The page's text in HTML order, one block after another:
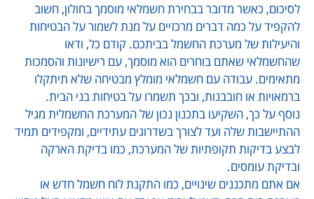
לסיכום, כאשר מדובר בבחירת חשמלאי מוסמך בחולון, חשוב
להקפיד על כמה דברים מרכזיים על מנת לשמור על הבטיחות
והיעילות של מערכת החשמל בביתכם. קודם כל, ודאו
שהחשמלאי שאתם בוחרים הוא מוסמך, עם רישיונות והסמכות
מתאימים. עבודה עם חשמלאי מומלץ מבטיחה שלא תיתקלו
ברמאויות או חובבנות, ובכך תשמרו על בטיחות בני הבית.
נוסף על כך, השקיעו בתכנון נכון של המערכת החשמלית מגיל
ההתיישבות שלה ועד לצורך בשדרוגים עתידיים, ומקפידים תמיד
לבצע בדיקות תקופתיות של המערכת, כמו בדיקת הארקה
ובדיקת עומסים.
אם אתם מתכננים שינויים, כמו התקנת לוח חשמל חדש או